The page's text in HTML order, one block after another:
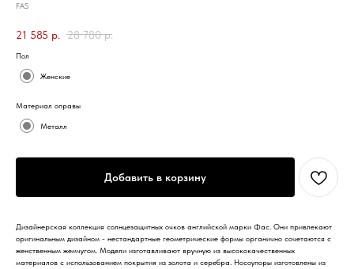
FAS
21 585 р. 28 780 р.
Пол
Женские
Материал оправы
Металл
Добавить в корзину
Дизайнерская коллекция солнцезащитных очков английской марки Фас. Они привлекают
оригинальным дизайном - нестандартные геометрические формы органично сочетаются с
женственным жемчугом. Модели изготавливают вручную из высококачественных
материалов с использованием покрытия из золота и серебра. Носоупоры изготовлены из